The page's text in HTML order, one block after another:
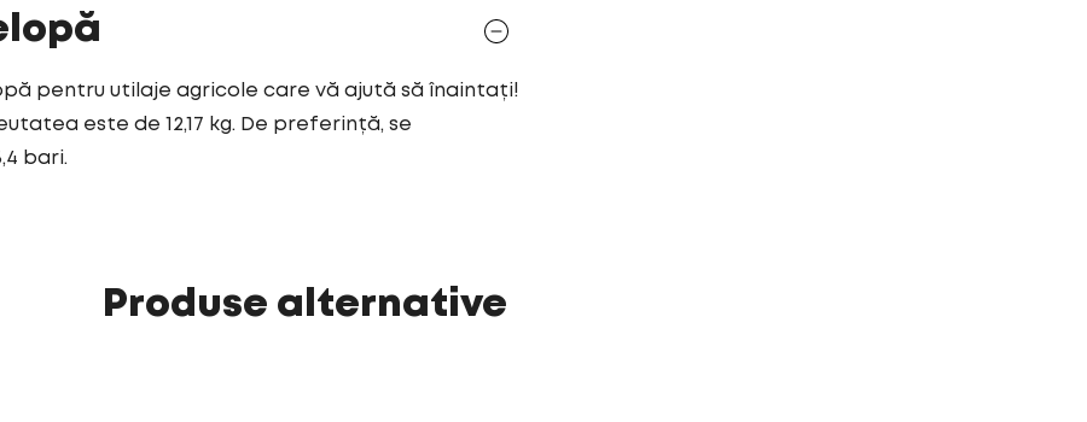
pentru utilaje agricole care vă ajută să înaintați!
este de 12,17 kg. De preferință, se
bari.
Produse alternative